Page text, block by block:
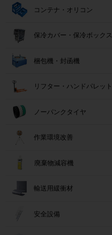
コンテナ・オリコン
保冷カバー・保冷ボックス
梱包機・封函機
リフター・ハンドパレット
ノーパンクタイヤ
作業環境改善
廃棄物減容機
輸送用緩衝材
安全設備